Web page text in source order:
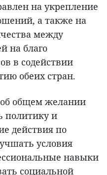
на укрепление
а также на
между
на благо
в содействии
обеих стран.
об общем желании
политику и
действия по
условия
навыки
социальной